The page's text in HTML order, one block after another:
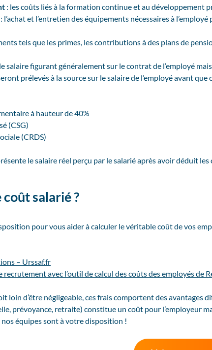
: les coûts liés à la formation continue et au développement
: l’achat et l’entretien des équipements nécessaires à
tels que les primes, les contributions à des plans de
salaire figurant généralement sur le contrat de l’employé
prélevés à la source sur le salaire de l’employé avant
à hauteur de 40%
(CSG)
(CRDS)
le salaire réel perçu par le salarié après avoir déduit
salarié ?
pour vous aider à calculer le véritable coût de vos
– Urssaf.fr
recrutement avec l’outil de calcul des coûts des employés de
loin d’être négligeable, ces frais comportent des
prévoyance, retraite) constitue un coût pour l’employeur
équipes sont à votre disposition !